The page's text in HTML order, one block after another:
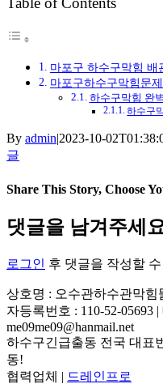
마포구 하수구막힘 배
마포구하수구막힘문
하수구막힘 완
하수구
By admin|2023-10-
글
Share This Story, Choose
Facebook
X
Reddit
LinkedIn
Tumblr
Pinterest
Vk
이
메
댓글을 남겨주세
로그인 후 댓글을 작성할
상호명 : 오수관하수관막
자등록번호 : 110-52-05693
me09me09@hanmail.net
하수구긴급출동 전국 대표
동!
협력업체 | 드레인프로